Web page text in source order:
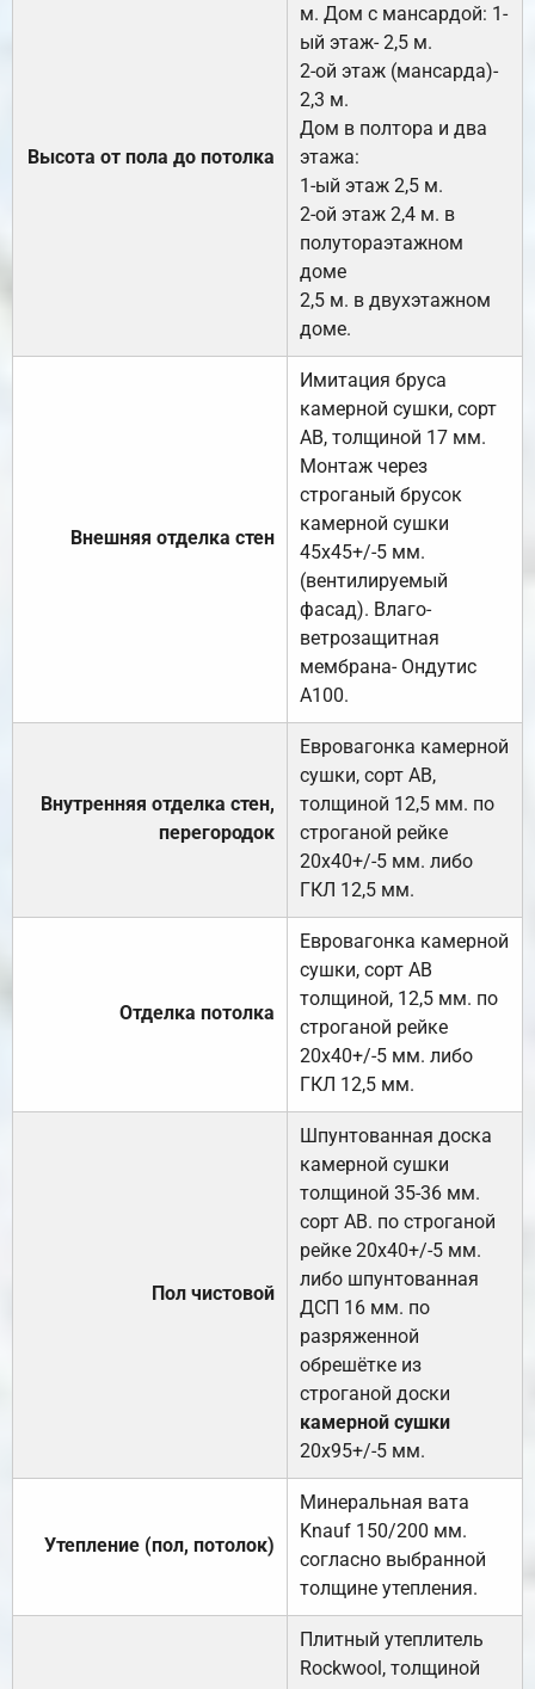
Высота от пола до потолка
м. Дом с мансардой: 1-
ый этаж- 2,5 м.
2-ой этаж (мансарда)-
2,3 м.
Дом в полтора и два
этажа:
1-ый этаж 2,5 м.
2-ой этаж 2,4 м. в
полутораэтажном
доме
2,5 м. в двухэтажном
доме.
Внешняя отделка стен
Имитация бруса
камерной сушки, сорт
АВ, толщиной 17 мм.
Монтаж через
строганый брусок
камерной сушки
45х45+/-5 мм.
(вентилируемый
фасад). Влаго-
ветрозащитная
мембрана- Ондутис
А100.
Внутренняя отделка стен,
перегородок
Евровагонка камерной
сушки, сорт АВ,
толщиной 12,5 мм. по
строганой рейке
20х40+/-5 мм. либо
ГКЛ 12,5 мм.
Отделка потолка
Евровагонка камерной
сушки, сорт АВ
толщиной, 12,5 мм. по
строганой рейке
20х40+/-5 мм. либо
ГКЛ 12,5 мм.
Пол чистовой
Шпунтованная доска
камерной сушки
толщиной 35-36 мм.
сорт АВ. по строганой
рейке 20х40+/-5 мм.
либо шпунтованная
ДСП 16 мм. по
разряженной
обрешётке из
строганой доски
камерной сушки
20х95+/-5 мм.
Утепление (пол, потолок)
Минеральная вата
Knauf 150/200 мм.
согласно выбранной
толщине утепления.
Плитный утеплитель
Rockwool, толщиной